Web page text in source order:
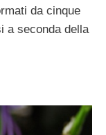
da cinque
a seconda della